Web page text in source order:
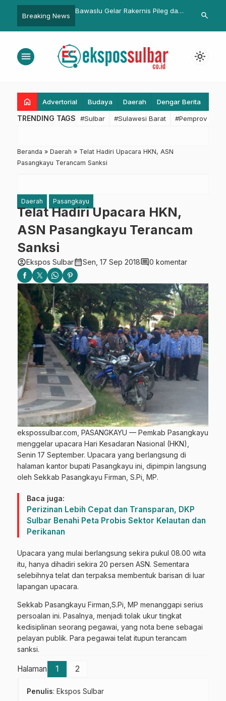
Breaking News
Tahun 2019
Proyek Peningkatan Jalan Abd.
Rampung Desember 2025, Serap
Kapolres
search
menu light_mode
home Advertorial Budaya Daerah Dengar Berita
TRENDING TAGS #Sulbar #Sulawesi Barat #Pemprov
Beranda » Daerah » Telat Hadiri Upacara HKN, ASN
Pasangkayu Terancam Sanksi
Daerah Pasangkayu
Telat Hadiri Upacara HKN,
ASN Pasangkayu Terancam
Sanksi
account_circleEkspos Sulbarcalendar_monthSen, 17 Sep 2018comment0 komentar
ekspossulbar.com, PASANGKAYU — Pemkab Pasangkayu
menggelar upacara Hari Kesadaran Nasional (HKN),
Senin 17 September. Upacara yang berlangsung di
halaman kantor bupati Pasangkayu ini, dipimpin langsung
oleh Sekkab Pasangkayu Firman, S.Pi, MP.
Baca juga:
Perizinan Lebih Cepat dan Transparan, DKP
Sulbar Benahi Peta Probis Sektor Kelautan dan
Perikanan
Upacara yang mulai berlangsung sekira pukul 08.00 wita
itu, hanya dihadiri sekira 20 persen ASN. Sementara
selebihnya telat dan terpaksa membentuk barisan di luar
lapangan upacara.
Sekkab Pasangkayu Firman,S.Pi, MP menanggapi serius
persoalan ini. Pasalnya, menjadi tolak ukur tingkat
kedisiplinan seorang pegawai, yang nota bene sebagai
pelayan publik. Para pegawai telat itupun terancam
sanksi.
Halaman 1 2
Penulis: Ekspos Sulbar